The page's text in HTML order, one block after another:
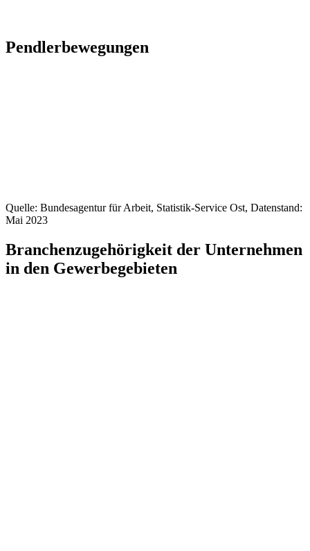
Pendlerbewegungen
Quelle: Bundesagentur für Arbeit, Statistik-Service Ost, Datenstand:
Mai 2023
Branchenzugehörigkeit der Unternehmen
in den Gewerbegebieten